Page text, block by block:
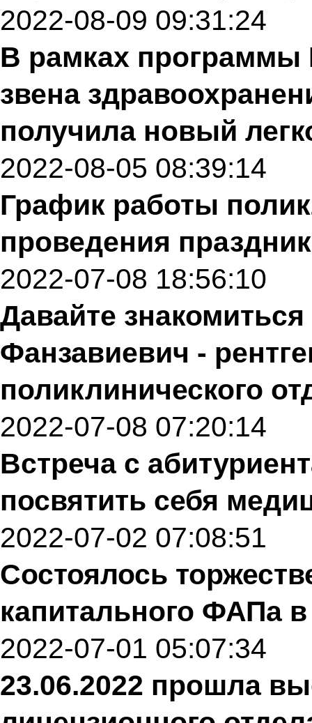
2022-08-09 09:31:24
В рамках программы
звена
получила новый
2022-08-05 08:39:14
График работы
проведения
2022-07-08 18:56:10
Давайте
Фанзавиевич -
поликлинического
2022-07-08 07:20:14
Встреча с
посвятить себя
2022-07-02 07:08:51
Состоялось
капитального ФАПа
2022-07-01 05:07:34
23.06.2022 прошла